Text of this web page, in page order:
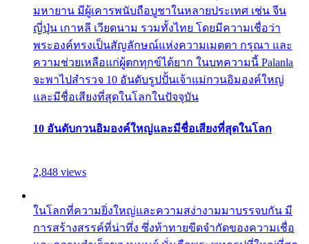
มหายาน มีผู้เคารพนับถือบูชาในหลายประเทศ เช่น จีน
ญี่ปุ่น เกาหลี เวียดนาม รวมทั้งไทย โดยมีความเชื่อว่า
พระองค์ทรงเป็นสัญลักษณ์แห่งความเมตตา กรุณา และ
ความช่วยเหลือแก่ผู้ตกทุกข์ได้ยาก ในบทความนี้ Palanla
จะพาไปสำรวจ 10 อันดับรูปปั้นเจ้าแม่กวนอิมองค์ใหญ่
และมีชื่อเสียงที่สุดในโลกในปัจจุบัน
10 อันดับกวนอิมองค์ใหญ่และมีชื่อเสียงที่สุดในโลก
2,848 views
ในโลกที่ความยิ่งใหญ่และความสง่างามมาบรรจบกัน มี
การสร้างสรรค์ที่น่าทึ่ง ซึ่งท้าทายขีดจำกัดของความเชื่อ